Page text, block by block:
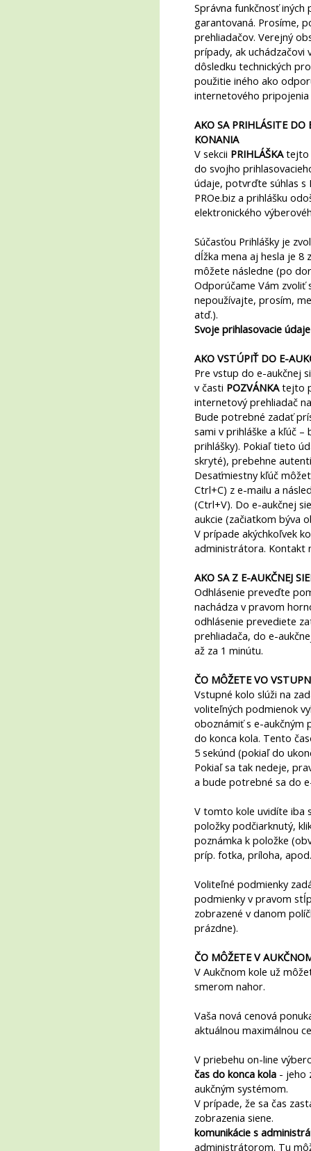
Správna funkčnosť iných
garantovaná. Prosíme,
prehliadačov. Verejný
prípady, ak uchádzačovi
dôsledku technických
použitie iného ako
internetového
AKO SA PRIHLÁSITE DO
KONANIA
V sekcii PRIHLÁŠKAtejto
do svojho
údaje, potvrďte súhlas s
PROe.biz a prihlášku
elektronického
Súčasťou Prihlášky je
dĺžka mena aj hesla je 8
môžete následne (po
Odporúčame Vám zvoliť
nepoužívajte, prosím,
atď.).
Svoje prihlasovacie
AKO VSTÚPIŤ DO E-
Pre vstup do e-aukčnej
v časti POZVÁNKAtejto
internetový prehliadač
Bude potrebné zadať
sami v prihláške a kľúč
prihlášky). Pokiaľ tieto
skryté), prebehne
Desaťmiestny kľúč
Ctrl+C) z e-mailu a
(Ctrl+V). Do e-aukčnej
aukcie (začiatkom býva
V prípade akýchkoľvek
administrátora. Kontakt
AKO SA Z E-AUKČNEJ
Odhlásenie preveďte
nachádza v pravom
odhlásenie prevediete
prehliadača, do e-
až za 1 minútu.
ČO MÔŽETE VO
Vstupné kolo slúži na
voliteľných podmienok
oboznámiť s e-aukčným
do konca kola. Tento
5 sekúnd (pokiaľ do
Pokiaľ sa tak nedeje,
a bude potrebné sa do
V tomto kole uvidíte iba
položky podčiarknutý,
poznámka k položke
príp. fotka, príloha,
Voliteľné podmienky
podmienky v pravom
zobrazené v danom
prázdne).
ČO MÔŽETE V
V Aukčnom kole už
smerom nahor.
Vaša nová cenová
aktuálnou maximálnou
V priebehu on-line
čas do konca kola - jeho
aukčným systémom.
V prípade, že sa čas
zobrazenia siene.
komunikácie s
administrátorom. Tu